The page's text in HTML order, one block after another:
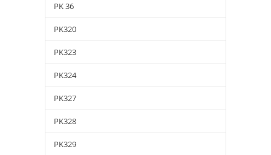
PK 36
PK320
PK323
PK324
PK327
PK328
PK329